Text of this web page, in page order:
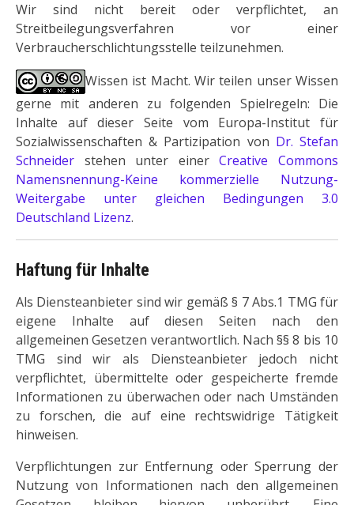
Wir sind nicht bereit oder verpflichtet, an
Streitbeilegungsverfahren vor einer
Verbraucherschlichtungsstelle teilzunehmen.
Wissen ist Macht. Wir teilen unser Wissen
gerne mit anderen zu folgenden Spielregeln: Die
Inhalte auf dieser Seite vom Europa-Institut für
Sozialwissenschaften & Partizipation von Dr. Stefan
Schneider stehen unter einerCreative Commons
Namensnennung-Keine kommerzielle Nutzung-
Weitergabe unter gleichen Bedingungen 3.0
Deutschland Lizenz.
Haftung für Inhalte
Als Diensteanbieter sind wir gemäß § 7 Abs.1 TMG für
eigene Inhalte auf diesen Seiten nach den
allgemeinen Gesetzen verantwortlich. Nach §§ 8 bis 10
TMG sind wir als Diensteanbieter jedoch nicht
verpflichtet, übermittelte oder gespeicherte fremde
Informationen zu überwachen oder nach Umständen
zu forschen, die auf eine rechtswidrige Tätigkeit
hinweisen.
Verpflichtungen zur Entfernung oder Sperrung der
Nutzung von Informationen nach den allgemeinen